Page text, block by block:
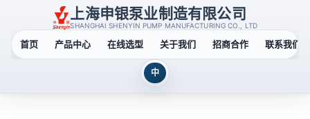
上海申银泵业制造有限公司
SHANGHAI SHENYIN PUMP MANUFACTURING CO., LTD
首页 产品中心 在线选型 关于我们 招商合作 联系我们
中